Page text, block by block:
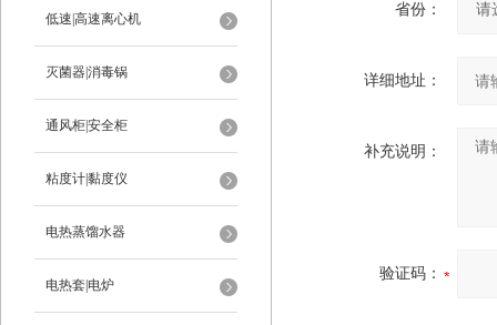
低速|高速离心机
灭菌器|消毒锅
通风柜|安全柜
粘度计|黏度仪
电热蒸馏水器
电热套|电炉
省份：
详细地址：
补充说明：
验证码：